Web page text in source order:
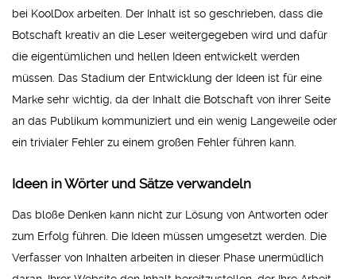
bei KoolDox arbeiten. Der Inhalt ist so geschrieben, dass die
Botschaft kreativ an die Leser weitergegeben wird und dafür
die eigentümlichen und hellen Ideen entwickelt werden
müssen. Das Stadium der Entwicklung der Ideen ist für eine
Marke sehr wichtig, da der Inhalt die Botschaft von ihrer Seite
an das Publikum kommuniziert und ein wenig Langeweile oder
ein trivialer Fehler zu einem großen Fehler führen kann.
Ideen in Wörter und Sätze verwandeln
Das bloße Denken kann nicht zur Lösung von Antworten oder
zum Erfolg führen. Die Ideen müssen umgesetzt werden. Die
Verfasser von Inhalten arbeiten in dieser Phase unermüdlich